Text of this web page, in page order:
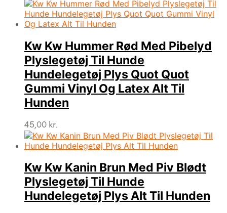
Kw Kw Hummer Rød Med Pibelyd
Plyslegetøj Til Hunde
Hundelegetøj Plys Quot Quot
Gummi Vinyl Og Latex Alt Til
Hunden
45,00 kr.
Kw Kw Kanin Brun Med Piv Blødt
Plyslegetøj Til Hunde
Hundelegetøj Plys Alt Til Hunden